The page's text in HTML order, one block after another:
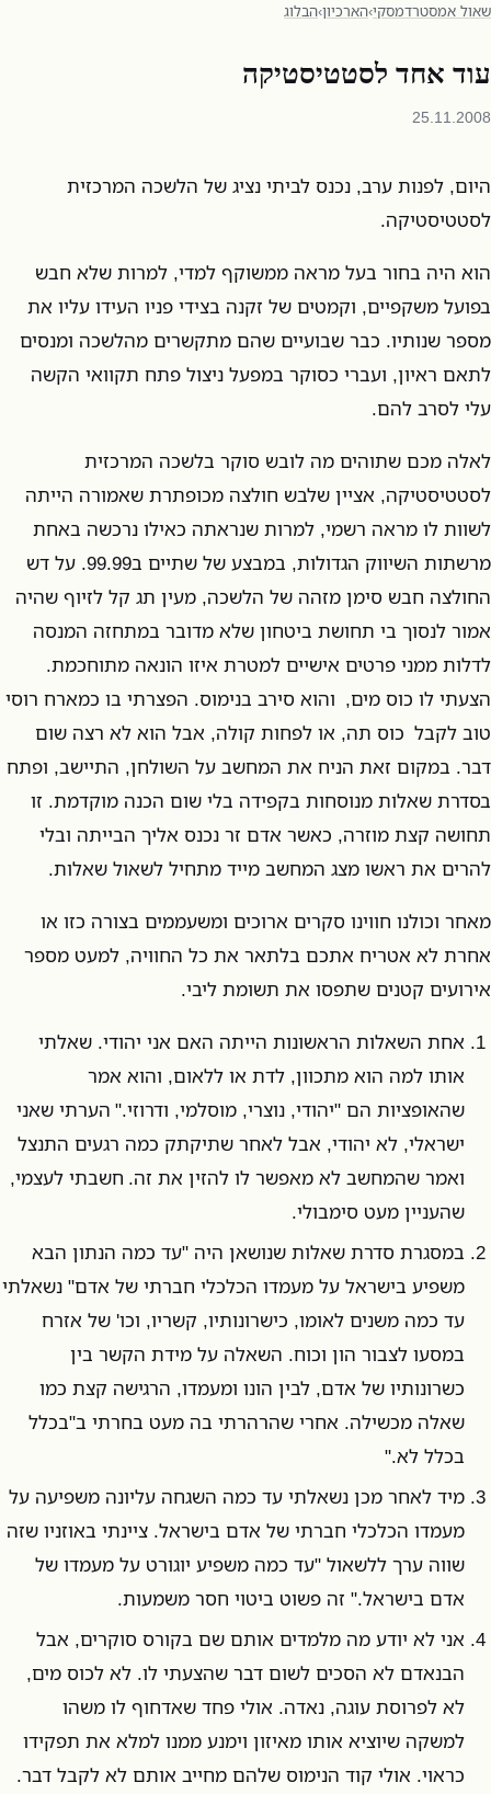
שאול אמסטרדמסקי›הארכיון›הבלוג
עוד אחד לסטטיסטיקה
25.11.2008
היום, לפנות ערב, נכנס לביתי נציג של הלשכה המרכזית
לסטטיסטיקה.
הוא היה בחור בעל מראה ממשוקף למדי, למרות שלא חבש
בפועל משקפיים, וקמטים של זקנה בצידי פניו העידו עליו את
מספר שנותיו. כבר שבועיים שהם מתקשרים מהלשכה ומנסים
לתאם ראיון, ועברי כסוקר במפעל ניצול פתח תקוואי הקשה
עלי לסרב להם.
לאלה מכם שתוהים מה לובש סוקר בלשכה המרכזית
לסטטיסטיקה, אציין שלבש חולצה מכופתרת שאמורה הייתה
לשוות לו מראה רשמי, למרות שנראתה כאילו נרכשה באחת
מרשתות השיווק הגדולות, במבצע של שתיים ב99.99. על דש
החולצה חבש סימן מזהה של הלשכה, מעין תג קל לזיוף שהיה
אמור לנסוך בי תחושת ביטחון שלא מדובר במתחזה המנסה
לדלות ממני פרטים אישיים למטרת איזו הונאה מתוחכמת.
הצעתי לו כוס מים, והוא סירב בנימוס. הפצרתי בו כמארח רוסי
טוב לקבל כוס תה, או לפחות קולה, אבל הוא לא רצה שום
דבר. במקום זאת הניח את המחשב על השולחן, התיישב, ופתח
בסדרת שאלות מנוסחות בקפידה בלי שום הכנה מוקדמת. זו
תחושה קצת מוזרה, כאשר אדם זר נכנס אליך הבייתה ובלי
להרים את ראשו מצג המחשב מייד מתחיל לשאול שאלות.
מאחר וכולנו חווינו סקרים ארוכים ומשעממים בצורה כזו או
אחרת לא אטריח אתכם בלתאר את כל החוויה, למעט מספר
אירועים קטנים שתפסו את תשומת ליבי.
אחת השאלות הראשונות הייתה האם אני יהודי. שאלתי
אותו למה הוא מתכוון, לדת או ללאום, והוא אמר
שהאופציות הם "יהודי, נוצרי, מוסלמי, ודרוזי." הערתי שאני
ישראלי, לא יהודי, אבל לאחר שתיקתק כמה רגעים התנצל
ואמר שהמחשב לא מאפשר לו להזין את זה. חשבתי לעצמי,
שהעניין מעט סימבולי.
במסגרת סדרת שאלות שנושאן היה "עד כמה הנתון הבא
משפיע בישראל על מעמדו הכלכלי חברתי של אדם" נשאלתי
עד כמה משנים לאומו, כישרונותיו, קשריו, וכו' של אזרח
במסעו לצבור הון וכוח. השאלה על מידת הקשר בין
כשרונותיו של אדם, לבין הונו ומעמדו, הרגישה קצת כמו
שאלה מכשילה. אחרי שהרהרתי בה מעט בחרתי ב"בכלל
בכלל לא."
מיד לאחר מכן נשאלתי עד כמה השגחה עליונה משפיעה על
מעמדו הכלכלי חברתי של אדם בישראל. ציינתי באוזניו שזה
שווה ערך ללשאול "עד כמה משפיע יוגורט על מעמדו של
אדם בישראל." זה פשוט ביטוי חסר משמעות.
אני לא יודע מה מלמדים אותם שם בקורס סוקרים, אבל
הבנאדם לא הסכים לשום דבר שהצעתי לו. לא לכוס מים,
לא לפרוסת עוגה, נאדה. אולי פחד שאדחוף לו משהו
למשקה שיוציא אותו מאיזון וימנע ממנו למלא את תפקידו
כראוי. אולי קוד הנימוס שלהם מחייב אותם לא לקבל דבר.